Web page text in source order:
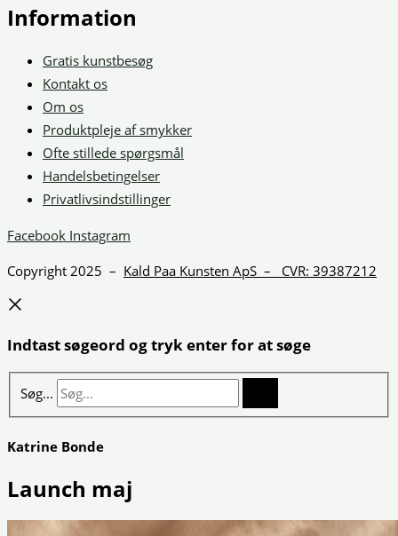
Information
Gratis kunstbesøg
Kontakt os
Om os
Produktpleje af smykker
Ofte stillede spørgsmål
Handelsbetingelser
Privatlivsindstillinger
Facebook Instagram
Copyright 2025 – Kald Paa Kunsten ApS – CVR: 39387212
Indtast søgeord og tryk enter for at søge
Søg...
Katrine Bonde
Launch maj